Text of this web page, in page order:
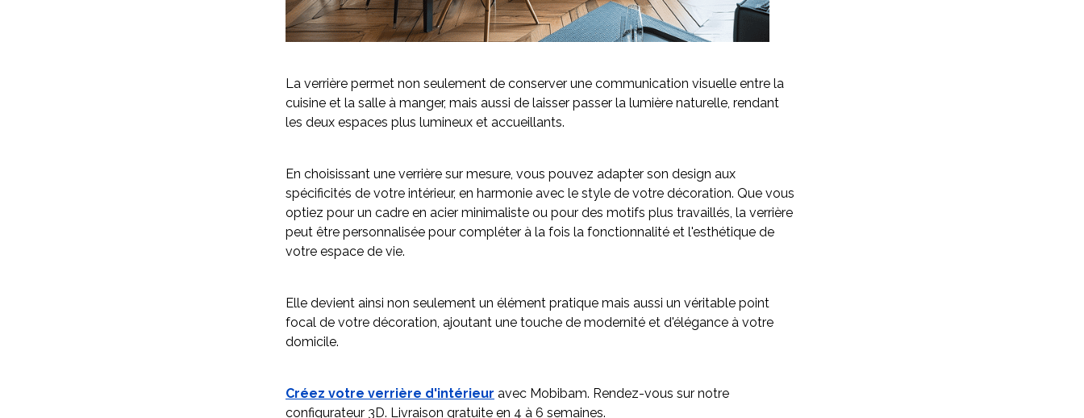
La verrière permet non seulement de conserver une communication visuelle entre la
cuisine et la salle à manger, mais aussi de laisser passer la lumière naturelle, rendant
les deux espaces plus lumineux et accueillants.
En choisissant une verrière sur mesure, vous pouvez adapter son design aux
spécificités de votre intérieur, en harmonie avec le style de votre décoration. Que vous
optiez pour un cadre en acier minimaliste ou pour des motifs plus travaillés, la verrière
peut être personnalisée pour compléter à la fois la fonctionnalité et l'esthétique de
votre espace de vie.
Elle devient ainsi non seulement un élément pratique mais aussi un véritable point
focal de votre décoration, ajoutant une touche de modernité et d'élégance à votre
domicile.
Créez votre verrière d'intérieur avec Mobibam. Rendez-vous sur notre
configurateur 3D. Livraison gratuite en 4 à 6 semaines.